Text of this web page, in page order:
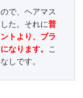
で、ヘアマス
た。それに普
トより、ブラ
なります。
こ
しです。